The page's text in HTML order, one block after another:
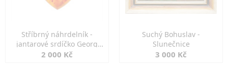
Stříbrný náhrdelník -
jantarové srdíčko Georg
Kramer
2 000 Kč
Suchý Bohuslav -
Slunečnice
3 000 Kč